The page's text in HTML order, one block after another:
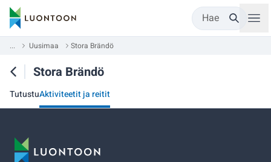
Hae
... Uusimaa Stora Brändö
Stora Brändö
TutustuAktiviteetit ja reitit